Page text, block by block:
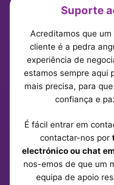
Suporte
Acreditamos que
cliente é a pedra
experiência de
estamos sempre aqui
mais precisa, para
confiança e
É fácil entrar em
contactar-nos por
electrónico ou chat
nos-emos de que um
equipa de apoio